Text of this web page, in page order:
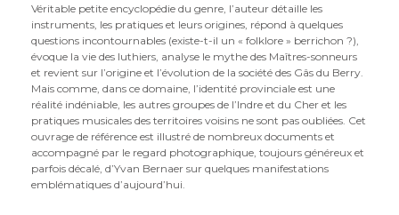
Véritable petite encyclopédie du genre, l’auteur détaille les
instruments, les pratiques et leurs origines, répond à quelques
questions incontournables (existe-t-il un « folklore » berrichon ?),
évoque la vie des luthiers, analyse le mythe des Maîtres-sonneurs
et revient sur l’origine et l’évolution de la société des Gâs du Berry.
Mais comme, dans ce domaine, l’identité provinciale est une
réalité indéniable, les autres groupes de l’Indre et du Cher et les
pratiques musicales des territoires voisins ne sont pas oubliées. Cet
ouvrage de référence est illustré de nombreux documents et
accompagné par le regard photographique, toujours généreux et
parfois décalé, d’Yvan Bernaer sur quelques manifestations
emblématiques d’aujourd’hui.